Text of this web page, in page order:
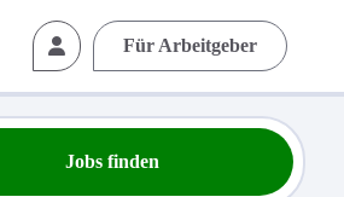
Für Arbeitgeber
Jobs finden